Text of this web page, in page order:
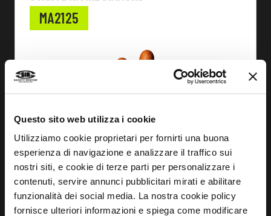
Questo sito web utilizza i cookie
Utilizziamo cookie proprietari per fornirti una buona
esperienza di navigazione e analizzare il traffico sui
nostri siti, e cookie di terze parti per personalizzare i
contenuti, servire annunci pubblicitari mirati e abilitare
funzionalità dei social media. La nostra cookie policy
fornisce ulteriori informazioni e spiega come modificare
MA2125